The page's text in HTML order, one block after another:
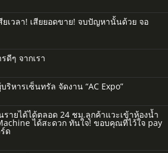
เวลา! เสียยอดขาย! จบปัญหานั้นด้วย จอ
ดีๆ จากเรา
หารเซ็นทรัล จัดงาน “AC Expo”
รายได้ได้ตลอด 24 ชม.ลูกค้าแวะเข้าห้องน้ำ
ได้สะดวก ทันใจ! ขอบคุณที่ไว้ใจ pay
ด